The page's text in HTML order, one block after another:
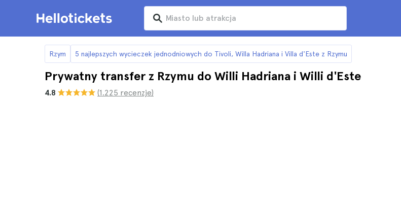
Rzym 5 najlepszych wycieczek jednodniowych do Tivoli, Willa Hadriana i Villa d'Este z Rzymu
Prywatny transfer z Rzymu do Willi Hadriana i Willi d'Este
4.8 (1.225 recenzje)